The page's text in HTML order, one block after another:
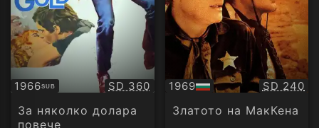
1966SUB
Субтитри Качество:
SD 360
За няколко долара
повече
1969
БГ
аудио
SD 240
Златото на МакКена